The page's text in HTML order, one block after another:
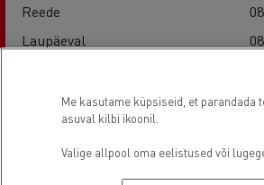
Reede
Laupäeval
Me kasutame küpsiseid, et
asuval kilbi ikoonil.
Valige allpool oma eelistused või